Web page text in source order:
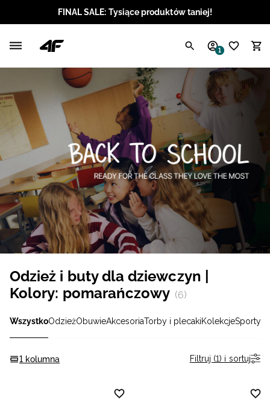
FINAL SALE: Tysiące produktów taniej!
1
Odzież i buty dla dziewczyn |
Kolory: pomarańczowy (6)
WszystkoOdzieżObuwieAkcesoriaTorby i plecakiKolekcjeSporty
1 kolumna Filtruj (1) i sortuj
Angielski / USD
Angielski / GBP
Chorwacki / EUR
Czeski / CZK
Litewski / EUR
Łotewski / EUR
Niemiecki / EUR